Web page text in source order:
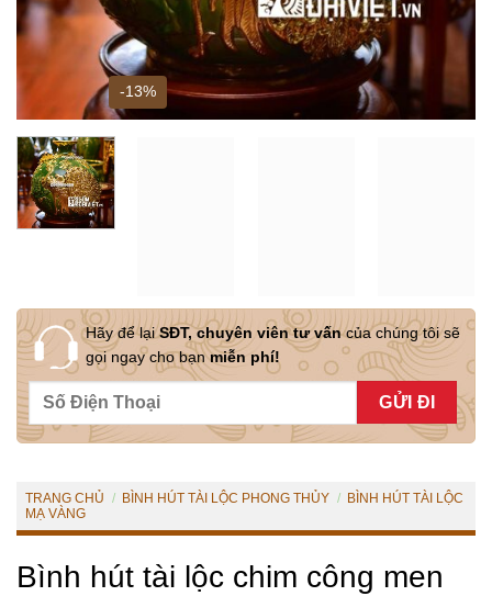
-13%
Hãy để lạiSĐT, chuyên viên tư vấncủa chúng tôi sẽ
gọi ngay cho bạnmiễn phí!
TRANG CHỦ / BÌNH HÚT TÀI LỘC PHONG THỦY / BÌNH HÚT TÀI LỘC
MẠ VÀNG
Bình hút tài lộc chim công men